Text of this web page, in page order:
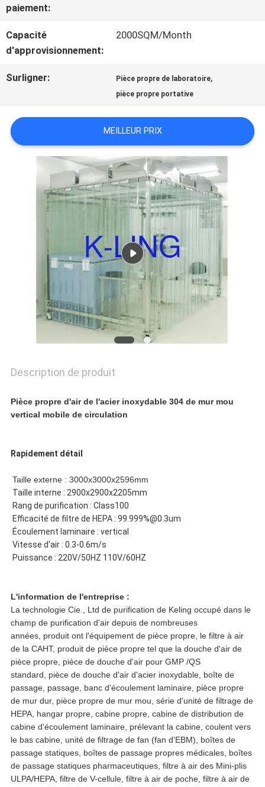
L'USINE
CONTRÔLE
DE
QUALITÉ
NOUS
CONTACTER
NOUVELLES
AFFAIRES
PLAN
SITE
POLITIQUE
DE
CONFIDENTIALITÉ
paiement:
Capacité
d'approvisionnement:
2000SQM/Month
Surligner: Pièce propre de laboratoire,
pièce propre portative
MEILLEUR PRIX
Description de produit
Pièce propre d'air de l'acier inoxydable 304 de mur mou
vertical mobile de circulation
Rapidement détail
Taille externe : 3000x3000x2596mm
Taille interne : 2900x2900x2205mm
Rang de purification : Class100
Efficacité de filtre de HEPA : 99.999%@0.3um
Écoulement laminaire : vertical
Vitesse d'air : 0.3-0.6m/s
Puissance : 220V/50HZ 110V/60HZ
L'information de l'entreprise :
La technologie Cie., Ltd de purification de Keling occupé dans le
champ de purification d'air depuis de nombreuses
années, produit ont l'équipement de pièce propre, le filtre à air
de la CAHT, produit de pièce propre tel que la douche d'air de
pièce propre, pièce de douche d'air pour GMP /QS
standard, pièce de douche d'air d'acier inoxydable, boîte de
passage, passage, banc d'écoulement laminaire, pièce propre
de mur dur, pièce propre de mur mou, série d'unité de filtrage de
HEPA, hangar propre, cabine propre, cabine de distribution de
cabine d'écoulement laminaire, prélevant la cabine, coulent vers
le bas cabine, unité de filtrage de fan (fan d'EBM), boîtes de
passage statiques, boîtes de passage propres médicales, boîtes
de passage statiques pharmaceutiques, filtre à air des Mini-plis
ULPA/HEPA, filtre de V-cellule, filtre à air de poche, filtre à air de